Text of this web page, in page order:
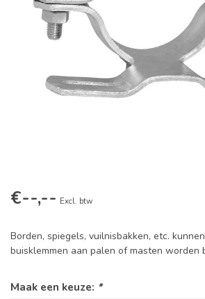
€--,-- Excl. btw
Borden, spiegels, vuilnisbakken, etc.
buisklemmen aan palen of masten worden
Maak een keuze: *